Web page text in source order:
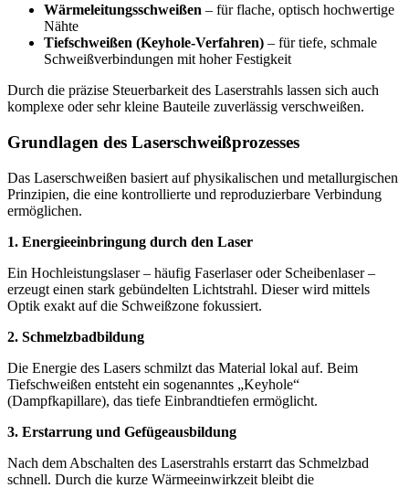
Wärmeleitungsschweißen – für flache, optisch hochwertige
Nähte
Tiefschweißen (Keyhole-Verfahren) – für tiefe, schmale
Schweißverbindungen mit hoher Festigkeit
Durch die präzise Steuerbarkeit des Laserstrahls lassen sich auch
komplexe oder sehr kleine Bauteile zuverlässig verschweißen.
Grundlagen des Laserschweißprozesses
Das Laserschweißen basiert auf physikalischen und metallurgischen
Prinzipien, die eine kontrollierte und reproduzierbare Verbindung
ermöglichen.
1. Energieeinbringung durch den Laser
Ein Hochleistungslaser – häufig Faserlaser oder Scheibenlaser –
erzeugt einen stark gebündelten Lichtstrahl. Dieser wird mittels
Optik exakt auf die Schweißzone fokussiert.
2. Schmelzbadbildung
Die Energie des Lasers schmilzt das Material lokal auf. Beim
Tiefschweißen entsteht ein sogenanntes „Keyhole“
(Dampfkapillare), das tiefe Einbrandtiefen ermöglicht.
3. Erstarrung und Gefügeausbildung
Nach dem Abschalten des Laserstrahls erstarrt das Schmelzbad
schnell. Durch die kurze Wärmeeinwirkzeit bleibt die